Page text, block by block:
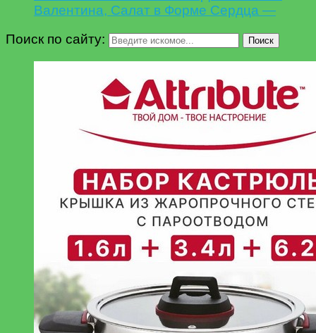
Валентина, Салат в Форме Сердца —
Поиск по сайту:
Поиск